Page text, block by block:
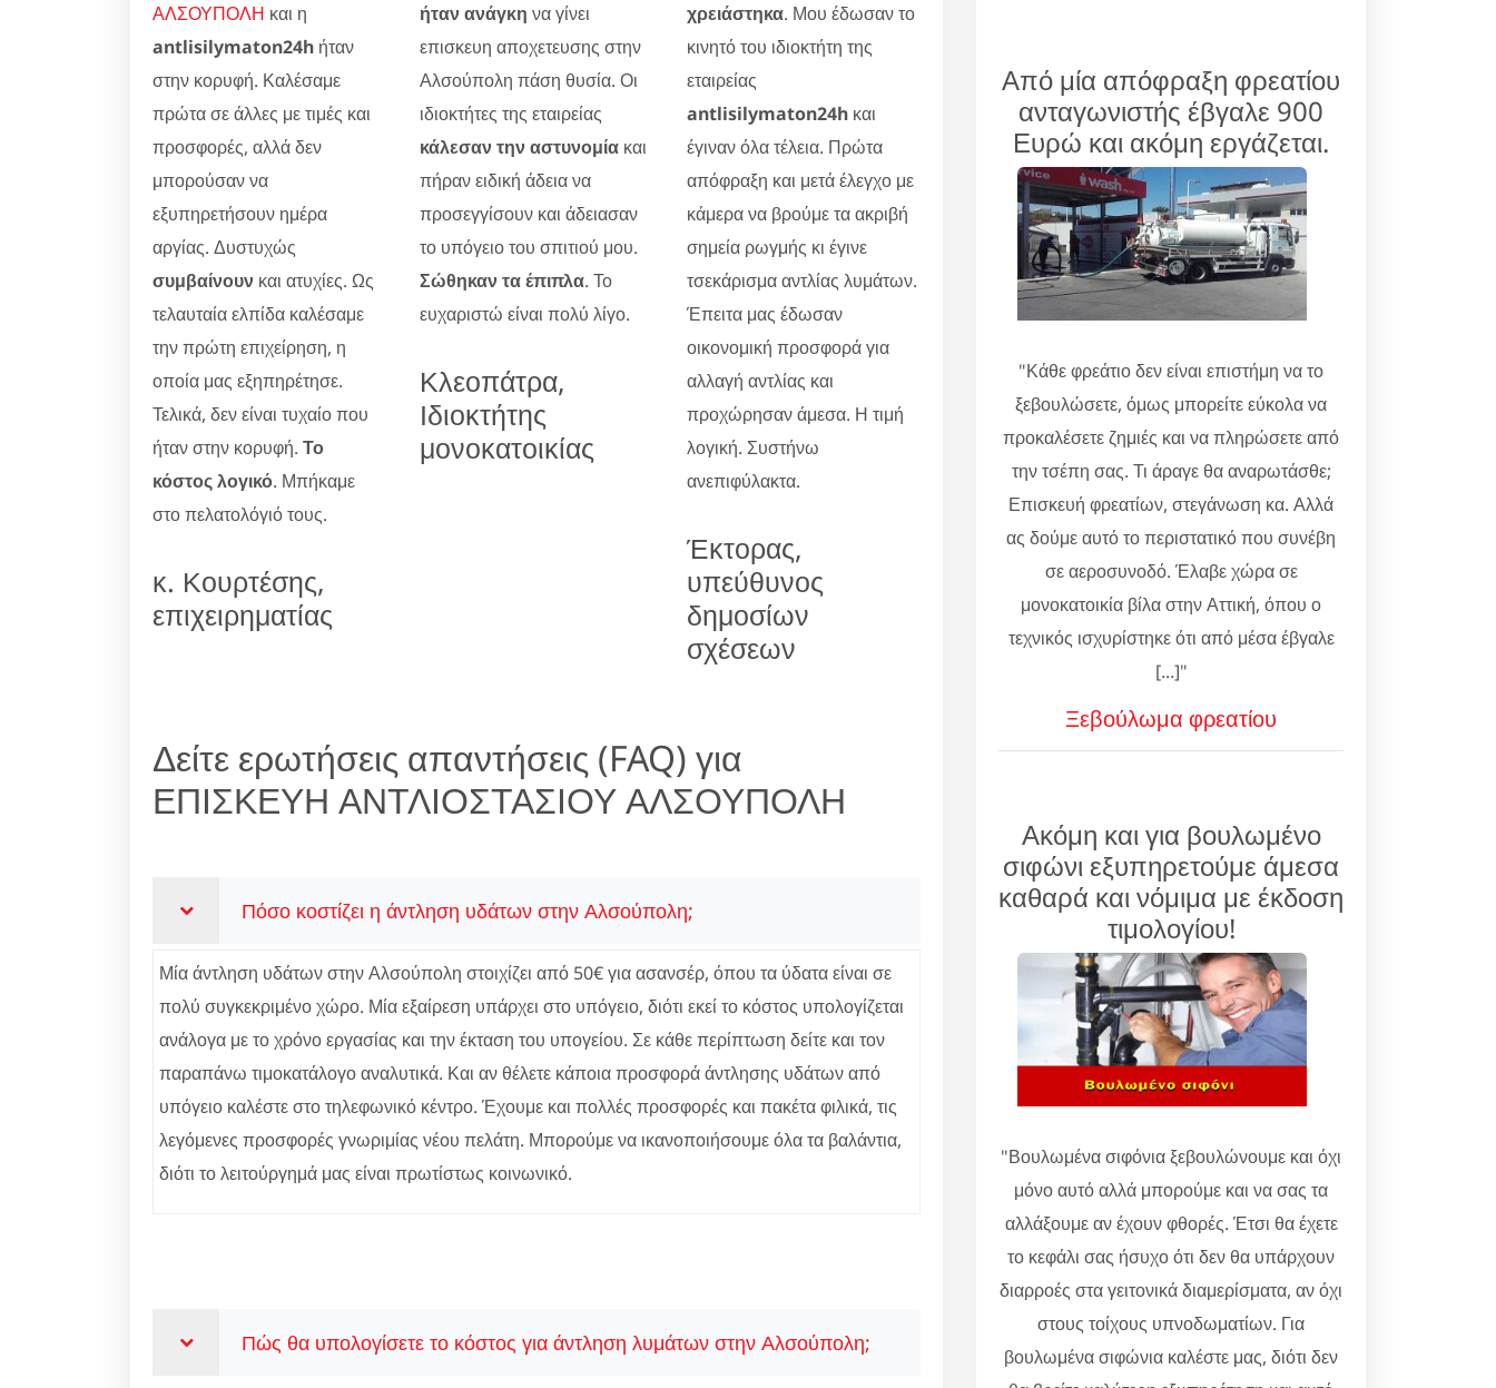
ΑΛΣΟΥΠΟΛΗ και η
antlisilymaton24h ήταν
στην κορυφή. Καλέσαμε
πρώτα σε άλλες με τιμές και
προσφορές, αλλά δεν
μπορούσαν να
εξυπηρετήσουν ημέρα
αργίας. Δυστυχώς
συμβαίνουν και ατυχίες. Ως
τελαυταία ελπίδα καλέσαμε
την πρώτη επιχείρηση, η
οποία μας εξηπηρέτησε.
Τελικά, δεν είναι τυχαίο που
ήταν στην κορυφή. Το
κόστος λογικό. Μπήκαμε
στο πελατολόγιό τους.
κ. Κουρτέσης,
επιχειρηματίας
ήταν ανάγκη να γίνει
επισκευη αποχετευσης στην
Αλσούπολη πάση θυσία. Οι
ιδιοκτήτες της εταιρείας
κάλεσαν την αστυνομία και
πήραν ειδική άδεια να
προσεγγίσουν και άδειασαν
το υπόγειο του σπιτιού μου.
Σώθηκαν τα έπιπλα. Το
ευχαριστώ είναι πολύ λίγο.
Κλεοπάτρα,
Ιδιοκτήτης
μονοκατοικίας
χρειάστηκα. Μου έδωσαν το
κινητό του ιδιοκτήτη της
εταιρείας
antlisilymaton24h και
έγιναν όλα τέλεια. Πρώτα
απόφραξη και μετά έλεγχο με
κάμερα να βρούμε τα ακριβή
σημεία ρωγμής κι έγινε
τσεκάρισμα αντλίας λυμάτων.
Έπειτα μας έδωσαν
οικονομική προσφορά για
αλλαγή αντλίας και
προχώρησαν άμεσα. Η τιμή
λογική. Συστήνω
ανεπιφύλακτα.
Έκτορας,
υπεύθυνος
δημοσίων
σχέσεων
Δείτε ερωτήσεις απαντήσεις (FAQ) για
ΕΠΙΣΚΕΥΗ ΑΝΤΛΙΟΣΤΑΣΙΟΥ ΑΛΣΟΥΠΟΛΗ
Πόσο κοστίζει η άντληση υδάτων στην Αλσούπολη;
Μία άντληση υδάτων στην Αλσούπολη στοιχίζει από 50€ για ασανσέρ, όπου τα ύδατα είναι σε
πολύ συγκεκριμένο χώρο. Μία εξαίρεση υπάρχει στο υπόγειο, διότι εκεί το κόστος υπολογίζεται
ανάλογα με το χρόνο εργασίας και την έκταση του υπογείου. Σε κάθε περίπτωση δείτε και τον
παραπάνω τιμοκατάλογο αναλυτικά. Και αν θέλετε κάποια προσφορά άντλησης υδάτων από
υπόγειο καλέστε στο τηλεφωνικό κέντρο. Έχουμε και πολλές προσφορές και πακέτα φιλικά, τις
λεγόμενες προσφορές γνωριμίας νέου πελάτη. Μπορούμε να ικανοποιήσουμε όλα τα βαλάντια,
διότι το λειτούργημά μας είναι πρωτίστως κοινωνικό.
Πώς θα υπολογίσετε το κόστος για άντληση λυμάτων στην Αλσούπολη;
Από μία απόφραξη φρεατίου
ανταγωνιστής έβγαλε 900
Ευρώ και ακόμη εργάζεται.
"Κάθε φρεάτιο δεν είναι επιστήμη να το
ξεβουλώσετε, όμως μπορείτε εύκολα να
προκαλέσετε ζημιές και να πληρώσετε από
την τσέπη σας. Τι άραγε θα αναρωτάσθε;
Επισκευή φρεατίων, στεγάνωση κα. Αλλά
ας δούμε αυτό το περιστατικό που συνέβη
σε αεροσυνοδό. Έλαβε χώρα σε
μονοκατοικία βίλα στην Αττική, όπου ο
τεχνικός ισχυρίστηκε ότι από μέσα έβγαλε
[...]"
Ξεβούλωμα φρεατίου
Ακόμη και για βουλωμένο
σιφώνι εξυπηρετούμε άμεσα
καθαρά και νόμιμα με έκδοση
τιμολογίου!
"Βουλωμένα σιφόνια ξεβουλώνουμε και όχι
μόνο αυτό αλλά μπορούμε και να σας τα
αλλάξουμε αν έχουν φθορές. Έτσι θα έχετε
το κεφάλι σας ήσυχο ότι δεν θα υπάρχουν
διαρροές στα γειτονικά διαμερίσματα, αν όχι
στους τοίχους υπνοδωματίων. Για
βουλωμένα σιφώνια καλέστε μας, διότι δεν